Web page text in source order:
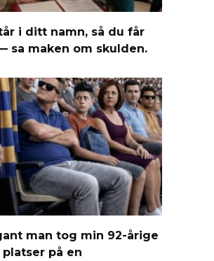
i ditt namn, så du får
sa maken om skulden.
man tog min 92-årige
på en